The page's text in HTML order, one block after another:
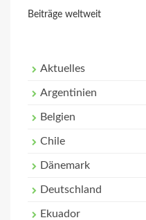
Beiträge weltweit
Aktuelles
Argentinien
Belgien
Chile
Dänemark
Deutschland
Ekuador